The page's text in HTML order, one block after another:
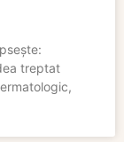
treptat